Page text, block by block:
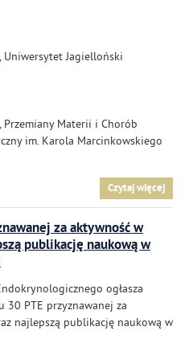
Jagielloński
Materii i Chorób
im. Karola Marcinkowskiego
Czytaj więcej
za aktywność w
publikację naukową w
ogłasza
30 PTE przyznawanej za
najlepszą publikację naukową w